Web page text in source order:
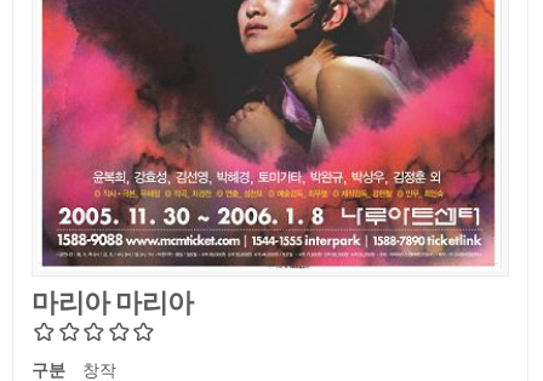
마리아 마리아
구분
창작